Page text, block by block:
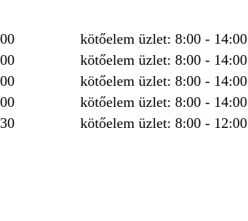
kötőelem üzlet: 8:00 - 14:00
kötőelem üzlet: 8:00 - 14:00
kötőelem üzlet: 8:00 - 14:00
kötőelem üzlet: 8:00 - 14:00
kötőelem üzlet: 8:00 - 12:00